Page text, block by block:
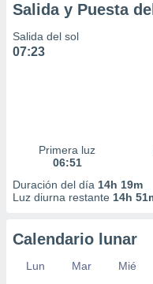
Salida y Puesta
Salida del sol
07:23
Primera luz
06:51
Duración del día 14h 19m
Luz diurna restante 14h
Calendario lunar
Lun Mar Mié